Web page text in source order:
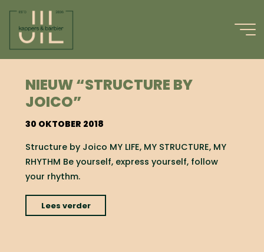
inhoud
NIEUW “STRUCTURE BY
JOICO”
30 OKTOBER 2018
Structure by Joico MY LIFE, MY STRUCTURE, MY
RHYTHM Be yourself, express yourself, follow
your rhythm.
Lees verder
“Structure